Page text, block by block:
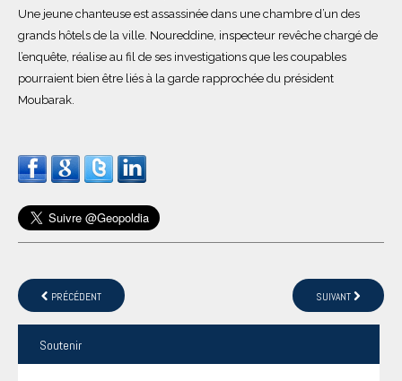
Une jeune chanteuse est assassinée dans une chambre d’un des
grands hôtels de la ville. Noureddine, inspecteur revêche chargé de
l’enquête, réalise au fil de ses investigations que les coupables
pourraient bien être liés à la garde rapprochée du président
Moubarak.
PRÉCÉDENT SUIVANT
Soutenir